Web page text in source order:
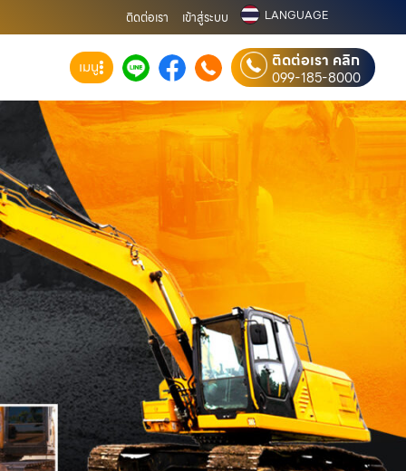
ติดต่อเรา เข้าสู่ระบบ LANGUAGE
เมนู ติดต่อเรา คลิก
099-185-8000